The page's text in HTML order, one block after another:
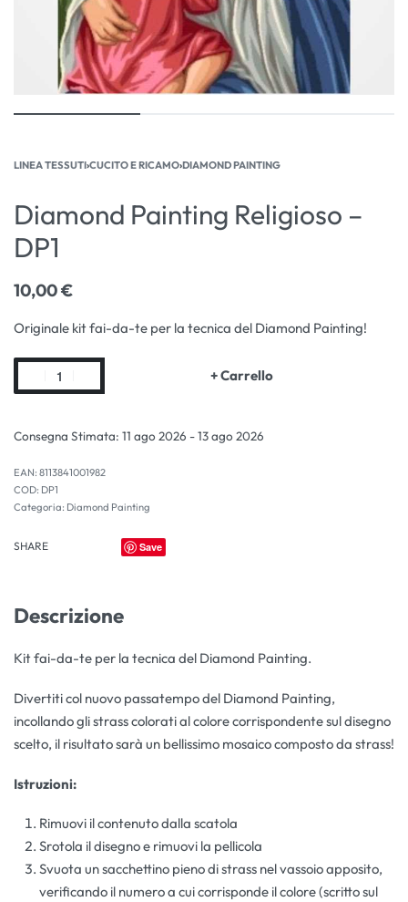
LINEA TESSUTI›CUCITO E RICAMO›DIAMOND PAINTING
Diamond Painting Religioso –
DP1
10,00€
Originale kit fai-da-te per la tecnica del Diamond Painting!
+ Carrello
Consegna Stimata: 11 ago 2026 - 13 ago 2026
EAN: 8113841001982
DP1
Categoria: Diamond Painting
SHARE Save
Descrizione
Kit fai-da-te per la tecnica del Diamond Painting.
Divertiti col nuovo passatempo del Diamond Painting,
incollando gli strass colorati al colore corrispondente sul disegno
scelto, il risultato sarà un bellissimo mosaico composto da strass!
Istruzioni:
Rimuovi il contenuto dalla scatola
Srotola il disegno e rimuovi la pellicola
Svuota un sacchettino pieno di strass nel vassoio apposito,
verificando il numero a cui corrisponde il colore (scritto sul